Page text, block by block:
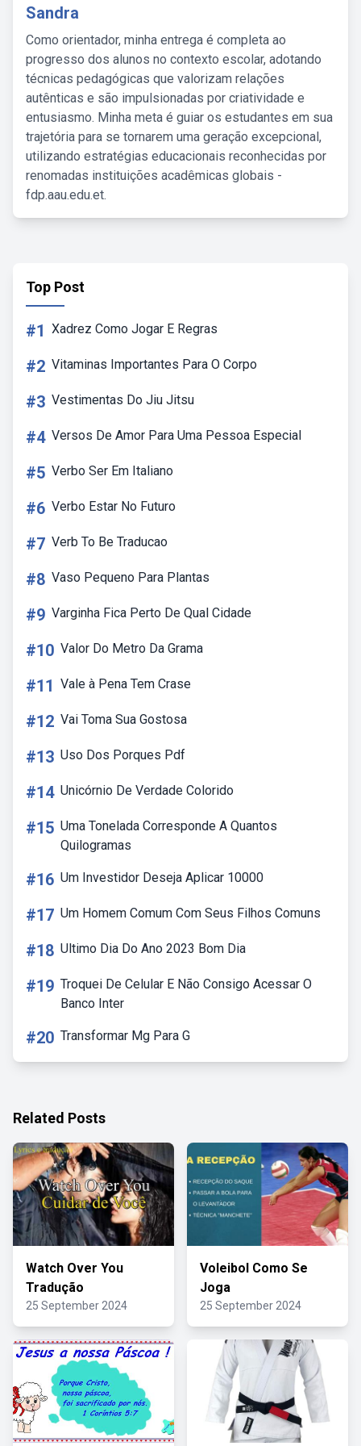
Sandra
Como orientador, minha entrega é completa ao
progresso dos alunos no contexto escolar, adotando
técnicas pedagógicas que valorizam relações
autênticas e são impulsionadas por criatividade e
entusiasmo. Minha meta é guiar os estudantes em sua
trajetória para se tornarem uma geração excepcional,
utilizando estratégias educacionais reconhecidas por
renomadas instituições acadêmicas globais -
fdp.aau.edu.et.
Top Post
#1 Xadrez Como Jogar E Regras
#2 Vitaminas Importantes Para O Corpo
#3 Vestimentas Do Jiu Jitsu
#4 Versos De Amor Para Uma Pessoa Especial
#5 Verbo Ser Em Italiano
#6 Verbo Estar No Futuro
#7 Verb To Be Traducao
#8 Vaso Pequeno Para Plantas
#9 Varginha Fica Perto De Qual Cidade
#10 Valor Do Metro Da Grama
#11 Vale à Pena Tem Crase
#12 Vai Toma Sua Gostosa
#13 Uso Dos Porques Pdf
#14 Unicórnio De Verdade Colorido
#15 Uma Tonelada Corresponde A Quantos
Quilogramas
#16 Um Investidor Deseja Aplicar 10000
#17 Um Homem Comum Com Seus Filhos Comuns
#18 Ultimo Dia Do Ano 2023 Bom Dia
#19 Troquei De Celular E Não Consigo Acessar O
Banco Inter
#20 Transformar Mg Para G
Related Posts
Watch Over You
Tradução
25 September 2024
Voleibol Como Se
Joga
25 September 2024